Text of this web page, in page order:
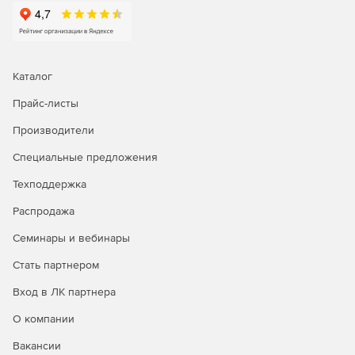
планировщика распределенных ресурсов (DRS),
использующего подход, ориентированный на рабочие
приложений в сверхбыстром хранилище благодаря
рабочим нагрузкам.
vSphere ESXi – абстрагирование аппаратных ресурсов
использования виртуальными машинами.
соответствие требованиям бизнеса благодаря
оптимизация энергопотребления благодаря
отключению узлов в периоды низкой нагрузки.
Каталог
Прайс-листы
Производители
Специальные предложения
Техподдержка
Распродажа
Семинары и вебинары
Стать партнером
Вход в ЛК партнера
О компании
Вакансии